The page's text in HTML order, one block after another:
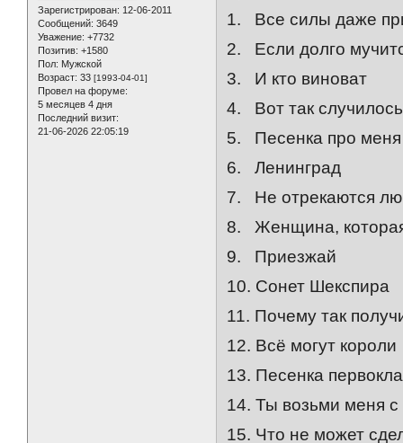
Зарегистрирован: 12-06-2011
Сообщений: 3649
Уважение: +7732
Позитив: +1580
Пол: Мужской
Возраст: 33 [1993-04-01]
Провел на форуме:
5 месяцев 4 дня
Последний визит:
21-06-2026 22:05:19
1. Все силы даже
2. Если долго
3. И кто виноват
4. Вот так
5. Песенка про меня
6. Ленинград
7. Не отрекаются
8. Женщина,
9. Приезжай
10. Сонет Шекспира
11. Почему так
12. Всё могут короли
13. Песенка
14. Ты возьми меня с
15. Что не может